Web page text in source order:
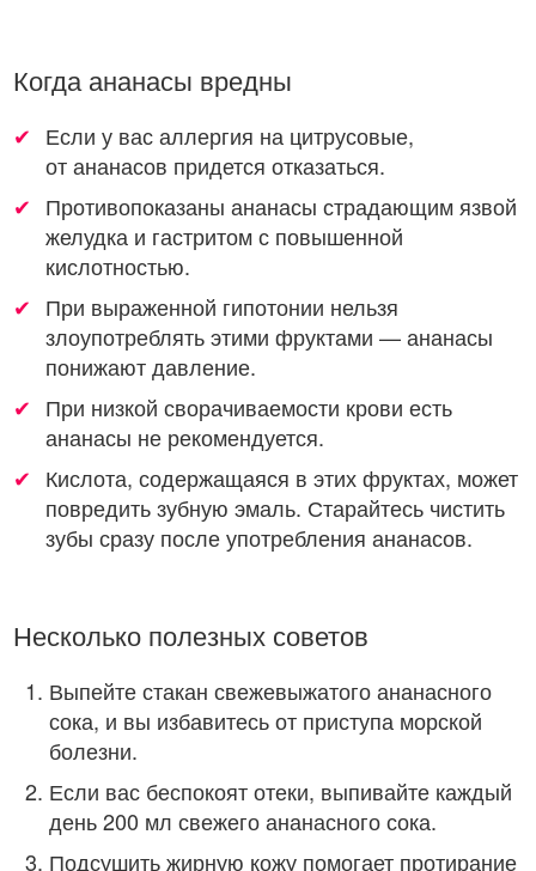
Когда ананасы вредны
Если у вас аллергия на цитрусовые,
от ананасов придется отказаться.
Противопоказаны ананасы страдающим язвой
желудка и гастритом с повышенной
кислотностью.
При выраженной гипотонии нельзя
злоупотреблять этими фруктами — ананасы
понижают давление.
При низкой сворачиваемости крови есть
ананасы не рекомендуется.
Кислота, содержащаяся в этих фруктах, может
повредить зубную эмаль. Старайтесь чистить
зубы сразу после употребления ананасов.
Несколько полезных советов
Выпейте стакан свежевыжатого ананасного
сока, и вы избавитесь от приступа морской
болезни.
Если вас беспокоят отеки, выпивайте каждый
день 200 мл свежего ананасного сока.
Подсушить жирную кожу помогает протирание